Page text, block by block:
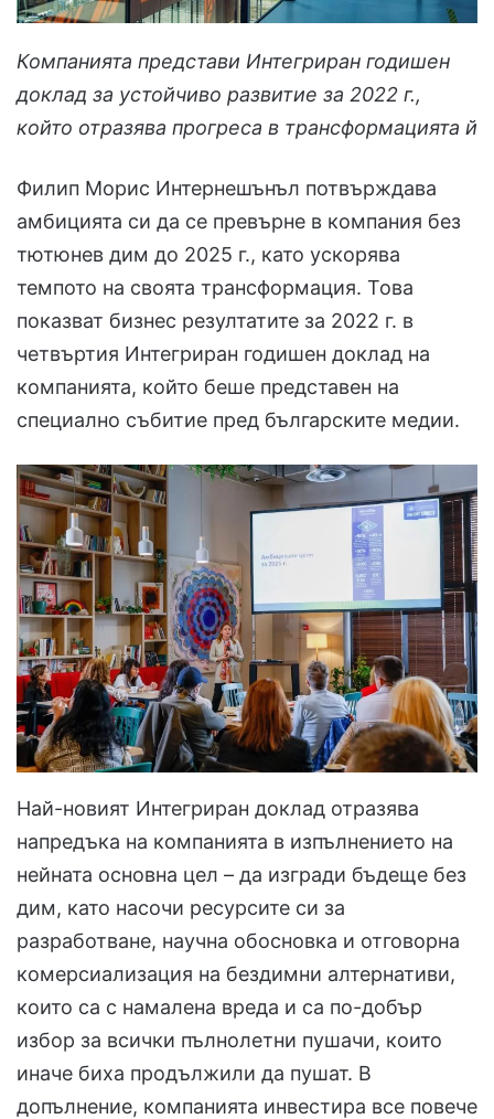
Компанията представи Интегриран годишен
доклад за устойчиво развитие за 2022 г.,
който отразява прогреса в трансформацията й
Филип Морис Интернешънъл потвърждава
амбицията си да се превърне в компания без
тютюнев дим до 2025 г., като ускорява
темпото на своята трансформация. Това
показват бизнес резултатите за 2022 г. в
четвъртия Интегриран годишен доклад на
компанията, който беше представен на
специално събитие пред българските медии.
Най-новият Интегриран доклад отразява
напредъка на компанията в изпълнението на
нейната основна цел – да изгради бъдеще без
дим, като насочи ресурсите си за
разработване, научна обосновка и отговорна
комерсиализация на бездимни алтернативи,
които са с намалена вреда и са по-добър
избор за всички пълнолетни пушачи, които
иначе биха продължили да пушат. В
допълнение, компанията инвестира все повече